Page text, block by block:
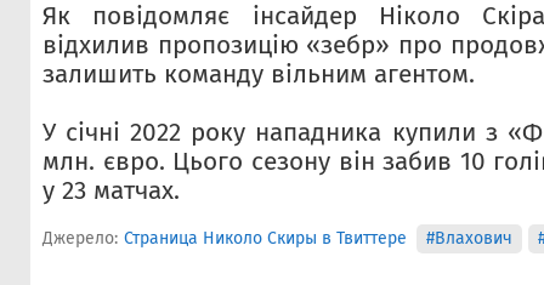
Як повідомляє інсайдер Ніколо
відхилив пропозицію «зебр» про
залишить команду вільним агентом.
У січні 2022 року нападника купили з
млн. євро. Цього сезону він забив 10
у 23 матчах.
Джерело: Страница Николо Скиры в Твиттере #Влахович